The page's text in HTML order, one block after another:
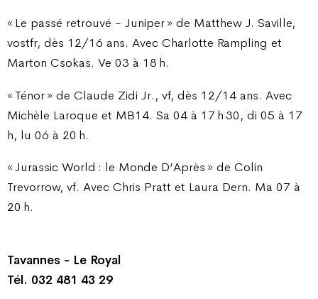
« Le passé retrouvé - Juniper » de Matthew J. Saville,
vostfr, dès 12/16 ans. Avec Charlotte Rampling et
Marton Csokas. Ve 03 à 18 h.
« Ténor » de Claude Zidi Jr., vf, dès 12/14 ans. Avec
Michèle Laroque et MB14. Sa 04 à 17 h 30, di 05 à 17
h, lu 06 à 20 h.
« Jurassic World : le Monde D’Après » de Colin
Trevorrow, vf. Avec Chris Pratt et Laura Dern. Ma 07 à
20 h.
Tavannes - Le Royal
Tél. 032 481 43 29